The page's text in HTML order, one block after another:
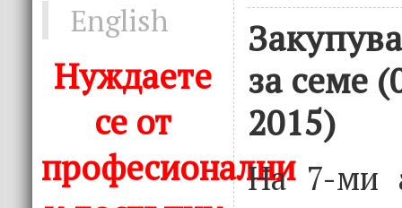
English
Нуждаете
се от
професионални
за семе
2015)
На 7-ми